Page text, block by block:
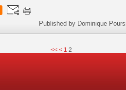
Published by Dominique
<< < 1 2